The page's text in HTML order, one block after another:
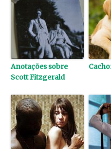
Anotações sobre
Scott Fitzgerald